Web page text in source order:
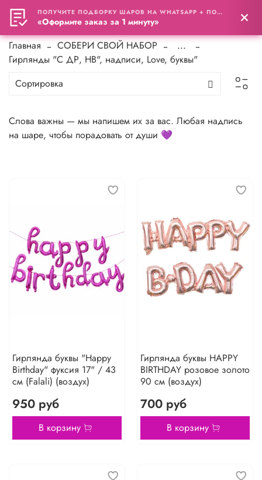
0
Главная СОБЕРИ СВОЙ НАБОР
...
Гирлянды "С ДР, HB", надписи, Love, буквы"
Слова важны — мы напишем их за вас. Любая надпись
на шаре, чтобы порадовать от души 💜
Гирлянда буквы "Happy
Birthday" фуксия 17" / 43
см (Falali) (воздух)
950 руб
В корзину
Гирлянда буквы HAPPY
BIRTHDAY розовое золото
90 см (воздух)
700 руб
В корзину
ПОЛУЧИТЕ ПОДБОРКУ ШАРОВ НА WHATSAPP + ПОДАРОК
«Оформите заказ за 1 минуту»